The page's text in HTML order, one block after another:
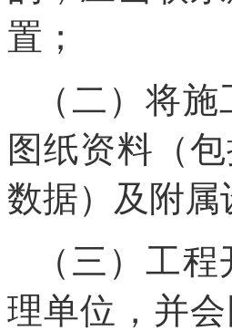
置；
（二）将
图纸资料（
数据）及附
（三）工
理单位，并